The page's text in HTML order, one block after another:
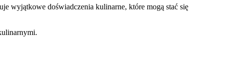
wyjątkowe doświadczenia kulinarne, które mogą stać się